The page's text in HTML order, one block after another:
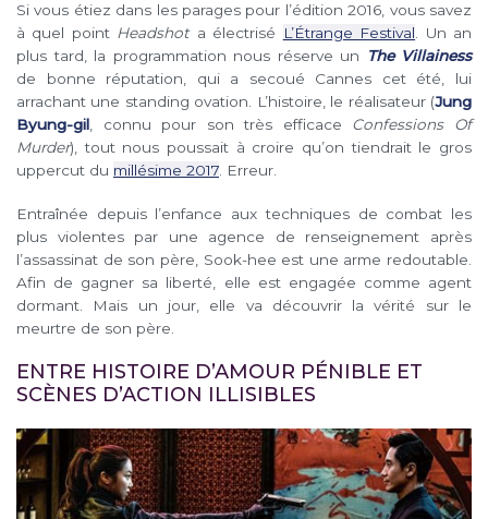
Si vous étiez dans les parages pour l’édition 2016, vous savez
à quel point Headshota électrisé L’Étrange Festival . Un an
plus tard, la programmation nous réserve un
The Villainess
de bonne réputation, qui a secoué Cannes cet été, lui
arrachant une standing ovation. L’histoire, le réalisateur (Jung
Byung-gil , connu pour son très efficace Confessions Of
Murder), tout nous poussait à croire qu’on tiendrait le gros
uppercut du millésime 2017 . Erreur.
Entraînée depuis l’enfance aux techniques de combat les
plus violentes par une agence de renseignement après
l’assassinat de son père, Sook-hee est une arme redoutable.
Afin de gagner sa liberté, elle est engagée comme agent
dormant. Mais un jour, elle va découvrir la vérité sur le
meurtre de son père.
ENTRE HISTOIRE D’AMOUR PÉNIBLE ET
SCÈNES D’ACTION ILLISIBLES